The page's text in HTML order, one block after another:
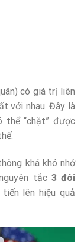
có giá trị liên
với nhau. Đây là
thể “chặt” được
khá khó nhớ
tắc 3 đôi
lên hiệu quả